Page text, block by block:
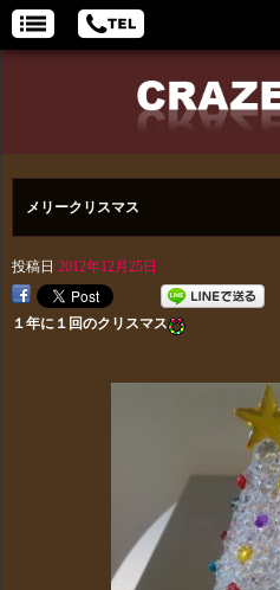
メリークリスマス
投稿日 2012年12月25日
１年に１回のクリスマス